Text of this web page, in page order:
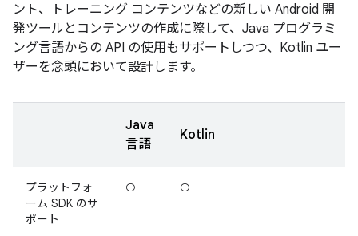
ント、トレーニング コンテンツなどの新しい Android 開
発ツールとコンテンツの作成に際して、Java プログラミ
ング言語からの API の使用もサポートしつつ、Kotlin ユー
ザーを念頭において設計します。
Java
言語
Kotlin
プラットフォ
ーム SDK のサ
ポート
○ ○